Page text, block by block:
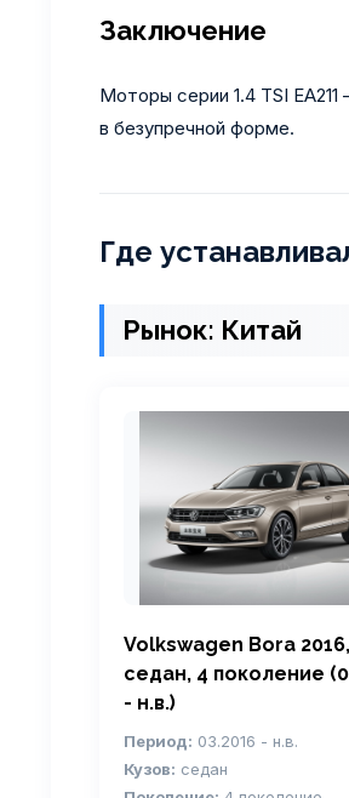
Заключение
Моторы серии 1.4 TSI
в безупречной форме.
Где
Рынок: Китай
Volkswagen Bora 2016,
седан, 4 поколение
- н.в.)
Период: 03.2016 - н.в.
Кузов: седан